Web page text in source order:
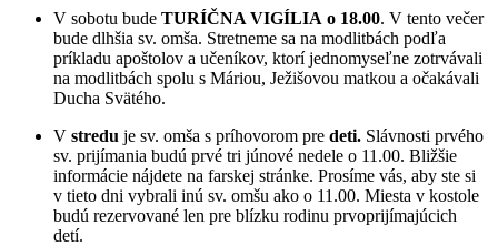
V sobotu bude TURÍČNA VIGÍLIA o 18.00. V tento večer
bude dlhšia sv. omša. Stretneme sa na modlitbách podľa
príkladu apoštolov a učeníkov, ktorí jednomyseľne zotrvávali
na modlitbách spolu s Máriou, Ježišovou matkou a očakávali
Ducha Svätého.
V stredu je sv. omša s príhovorom pre deti. Slávnosti prvého
sv. prijímania budú prvé tri júnové nedele o 11.00. Bližšie
informácie nájdete na farskej stránke. Prosíme vás, aby ste si
v tieto dni vybrali inú sv. omšu ako o 11.00. Miesta v kostole
budú rezervované len pre blízku rodinu prvoprijímajúcich
detí.